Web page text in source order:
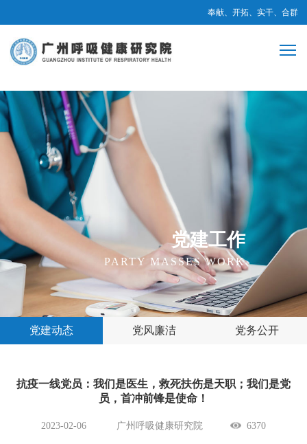
奉献、开拓、实干、合群
党建工作
PARTY MASSES WORK
党建动态 党风廉洁 党务公开
抗疫一线党员：我们是医生，救死扶伤是天职；我们是党
员，首冲前锋是使命！
2023-02-06 广州呼吸健康研究院 6370